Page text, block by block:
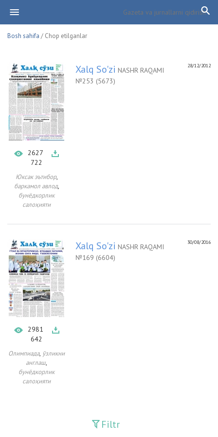
Bosh sahifa / Chop etilganlar
2627
722
Юксак эътибор,
баркамол авлод,
бунёдкорлик
салоҳияти
28/12/2012
Xalq So'zi NASHR RAQAMI
№253 (5673)
2981
642
Олимпиада, ўзликни
англаш,
бунёдкорлик
салоҳияти
30/08/2016
Xalq So'zi NASHR RAQAMI
№169 (6604)
Filtr